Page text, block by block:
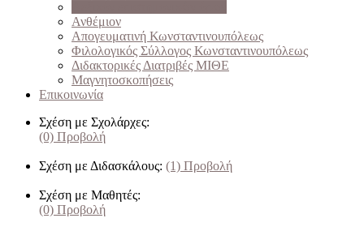
Ανθέμιον
Απογευματινή Κωνσταντινουπόλεως
Φιλολογικός Σύλλογος Κωνσταντινουπόλεως
Διδακτορικές Διατριβές ΜΙΘΕ
Μαγνητοσκοπήσεις
Επικοινωνία
Σχέση με Σχολάρχες:
(0) Προβολή
Σχέση με Διδασκάλους: (1) Προβολή
Σχέση με Μαθητές:
(0) Προβολή